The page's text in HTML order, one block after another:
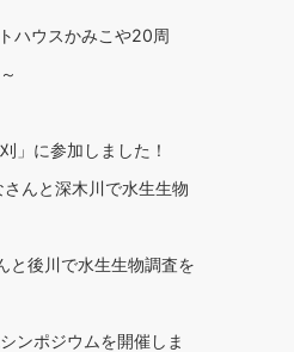
ハウスかみこや20周
」に参加しました！
んと深木川で水生生物
と後川で水生生物調査を
ンポジウムを開催しま